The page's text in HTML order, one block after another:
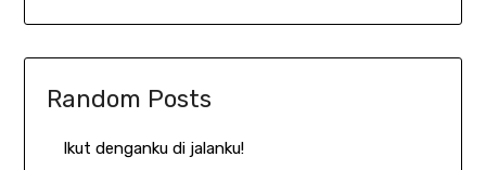
Random Posts
Ikut denganku di jalanku!